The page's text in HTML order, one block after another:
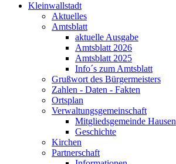
Kleinwallstadt
Aktuelles
Amtsblatt
aktuelle Ausgabe
Amtsblatt 2026
Amtsblatt 2025
Info´s zum Amtsblatt
Grußwort des Bürgermeisters
Zahlen - Daten - Fakten
Ortsplan
Verwaltungsgemeinschaft
Mitgliedsgemeinde Hausen
Geschichte
Kirchen
Partnerschaft